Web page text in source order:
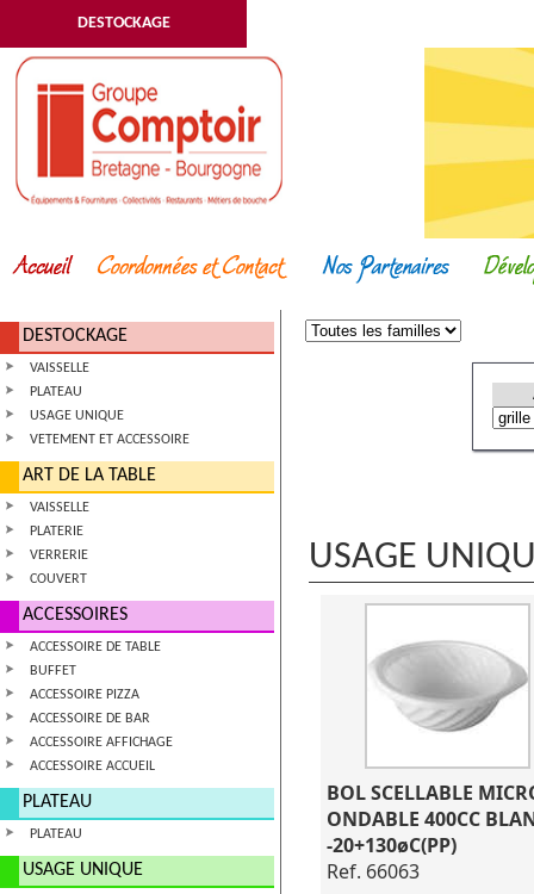
DESTOCKAGE
DESTOCKAGE
VAISSELLE
PLATEAU
USAGE UNIQUE
VETEMENT ET ACCESSOIRE
ART DE LA TABLE
VAISSELLE
PLATERIE
VERRERIE
COUVERT
ACCESSOIRES
ACCESSOIRE DE TABLE
BUFFET
ACCESSOIRE PIZZA
ACCESSOIRE DE BAR
ACCESSOIRE AFFICHAGE
ACCESSOIRE ACCUEIL
PLATEAU
PLATEAU
USAGE UNIQUE
USAGE
BOL SCELLABLE
ONDABLE 400CC
-20+130øC(PP)
Ref. 66063